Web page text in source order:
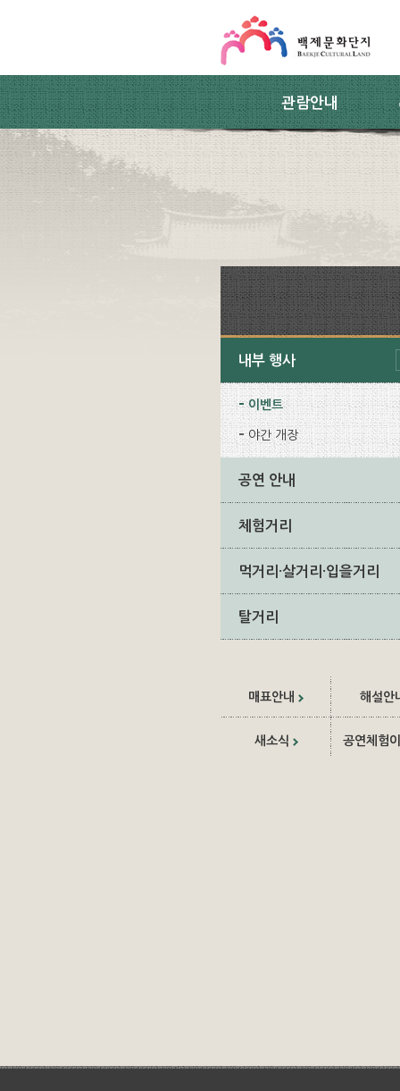
관람안내
내부 행사
이벤트
야간 개장
공연 안내
체험거리
먹거리·살거리·입을거리
탈거리
매표안내 해설안
새소식 공연체험